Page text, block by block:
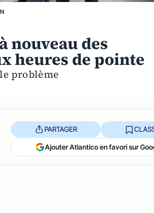
nouveau des
heures de pointe
problème
PARTAGER
Ajouter Atlantico en favori sur